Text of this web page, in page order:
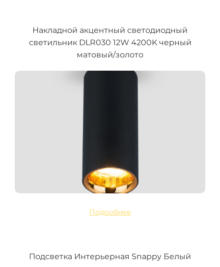
Накладной акцентный светодиодный
светильник DLR030 12W 4200K черный
матовый/золото
Подробнее
Подсветка Интерьерная Snappy Белый